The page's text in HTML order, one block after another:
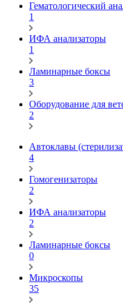
Гематологический
1
ИФА анализаторы
1
Ламинарные боксы
3
Оборудование для
2
Автоклавы
4
Гомогенизаторы
2
ИФА анализаторы
2
Ламинарные боксы
0
Микроскопы
35